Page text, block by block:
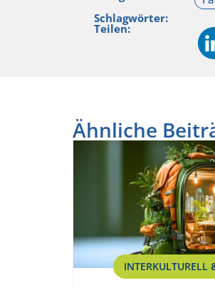
Schlagwörter:
Teilen:
Ähnliche
INTERKULTURELL